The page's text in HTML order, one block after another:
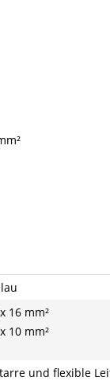
16 mm²
10 mm²
und flexible